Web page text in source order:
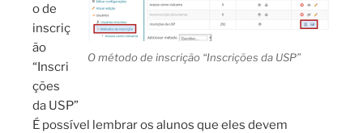
O método de inscrição “Inscrições da USP”
o de
inscriç
ão
“Inscri
ções
da USP”
É possível lembrar os alunos que eles devem